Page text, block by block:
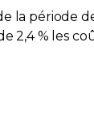
la période
2,4 % les